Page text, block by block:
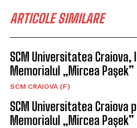
ARTICOLE SIMILARE
SCM Universitatea Craiova,
Memorialul „Mircea Pașek”
SCM CRAIOVA (F)
SCM Universitatea Craiova
Memorialul „Mircea